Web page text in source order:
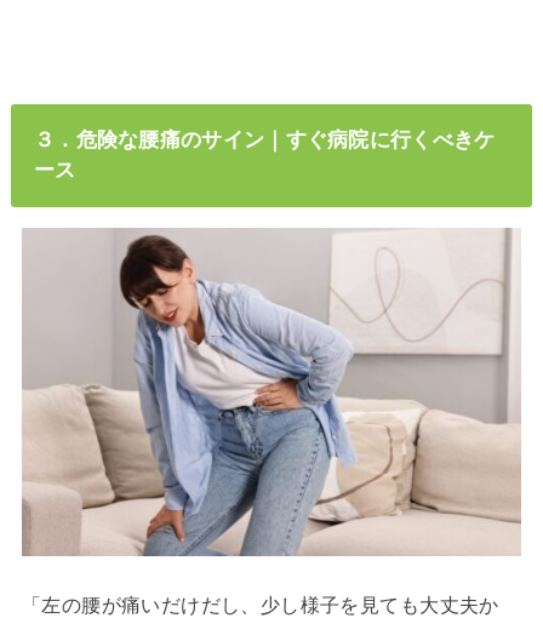
３．危険な腰痛のサイン｜すぐ病院に行くべきケ
ース
「左の腰が痛いだけだし、少し様子を見ても大丈夫か